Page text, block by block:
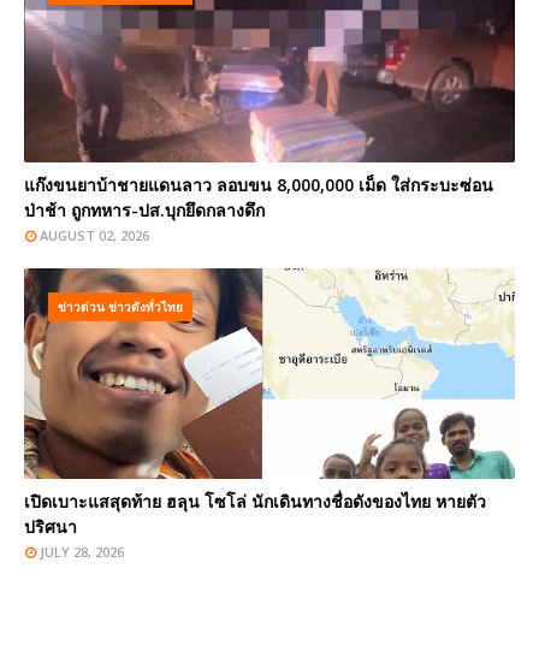
แก๊งขนยาบ้าชายแดนลาว ลอบขน 8,000,000 เม็ด ใส่กระบะซ่อน
ป่าช้า ถูกทหาร-ปส.บุกยึดกลางดึก
AUGUST 02, 2026
ข่าวด่วน ข่าวดังทั่วไทย
เปิดเบาะแสสุดท้าย ฮลุน โซโล่ นักเดินทางชื่อดังของไทย หายตัว
ปริศนา
JULY 28, 2026